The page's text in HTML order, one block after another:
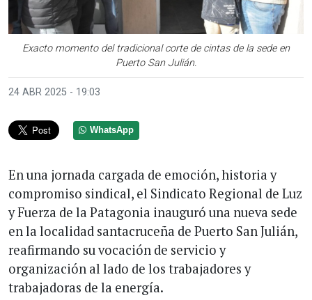
Exacto momento del tradicional corte de cintas de la sede en
Puerto San Julián.
24 ABR 2025 - 19:03
WhatsApp
En una jornada cargada de emoción, historia y
compromiso sindical, el Sindicato Regional de Luz
y Fuerza de la Patagonia inauguró una nueva sede
en la localidad santacruceña de Puerto San Julián,
reafirmando su vocación de servicio y
organización al lado de los trabajadores y
trabajadoras de la energía.